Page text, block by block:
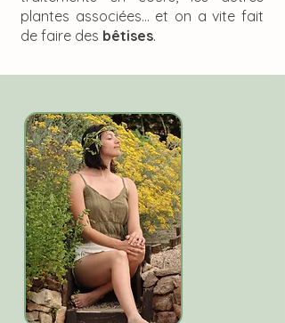
plantes associées... et on a vite fait
de faire des bêtises.